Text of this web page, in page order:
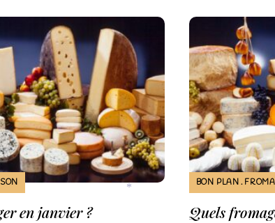
en janvier ?
BON PLAN
Quels